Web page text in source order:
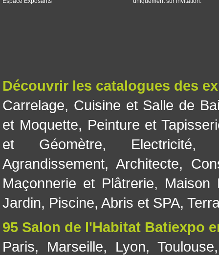
Découvrir les catalogues des
Carrelage, Cuisine et Salle de
et Moquette, Peinture et
et Géomètre, Electricité
Agrandissement, Architecte,
Maçonnerie et Plâtrerie, Maison
Jardin, Piscine, Abris et SPA,
95 Salon de l'Habitat Batiexpo
Paris, Marseille, Lyon, Toulouse